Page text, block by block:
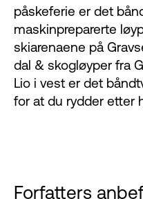
påskeferie er det
maskinpreparerte
skiarenaene på
dal & skogløyper fra
Lio i vest er det
for at du rydder etter
Forfatters